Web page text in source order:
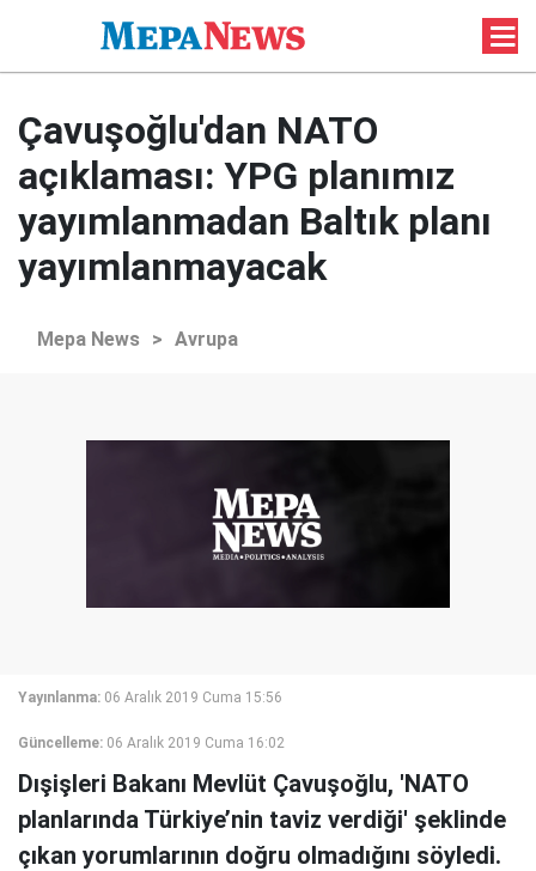
Çavuşoğlu'dan NATO
açıklaması: YPG planımız
yayımlanmadan Baltık planı
yayımlanmayacak
Mepa News > Avrupa
Yayınlanma: 06 Aralık 2019 Cuma 15:56
Güncelleme: 06 Aralık 2019 Cuma 16:02
Dışişleri Bakanı Mevlüt Çavuşoğlu, 'NATO
planlarında Türkiye’nin taviz verdiği' şeklinde
çıkan yorumlarının doğru olmadığını söyledi.